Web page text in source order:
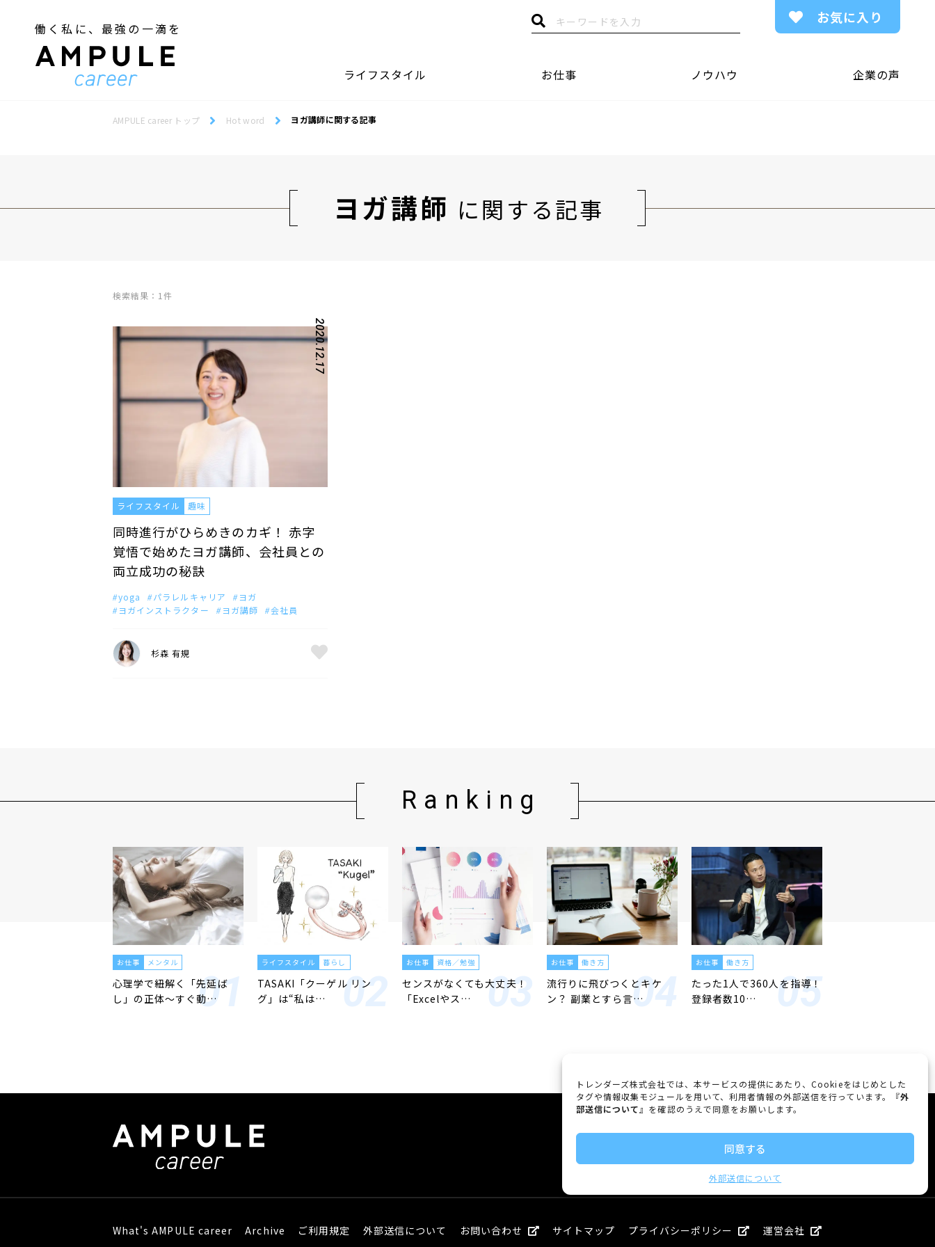
トレンダーズ株式会社では、本サービスの提供にあたり、Cookieをはじめとした
タグや情報収集モジュールを用いて、利用者情報の外部送信を行っています。『外
部送信について 』を確認のうえで同意をお願いします。
同意する
外部送信について
働く私に、最強の一滴を
ライフスタイル お仕事 ノウハウ 企業の声
お気に入り
AMPULE career トップ Hot word ヨガ講師に関する記事
ヨガ講師 に関する記事
検索結果：1件
2020.12.17
ライフスタイル 趣味
同時進行がひらめきのカギ！ 赤字
覚悟で始めたヨガ講師、会社員との
両立成功の秘訣
yoga パラレルキャリア
ヨガ
ヨガインストラクター
ヨガ講師 会社員
杉森 有規
Ranking
お仕事 メンタル
心理学で紐解く「先延ば
し」の正体〜すぐ動…
ライフスタイル 暮らし
TASAKI「クーゲル リン
グ」は“私は…
お仕事 資格／勉強
センスがなくても大丈夫！
「Excelやス…
お仕事 働き方
流行りに飛びつくとキケ
ン？ 副業とすら言…
お仕事 働き方
たった1人で360人を指導！
登録者数10…
What's AMPULE career Archive ご利用規定 外部送信について お問い合わせ サイトマップ プライバシーポリシー 運営会社